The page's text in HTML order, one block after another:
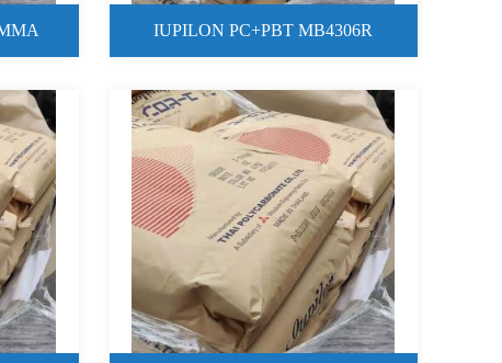
IUPILON PC+PBT MB4306R